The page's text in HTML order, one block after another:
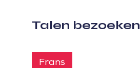
Talen bezoeken
Frans